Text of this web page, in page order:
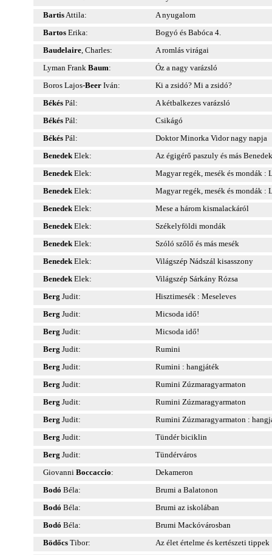
BartisAttila:
A nyugalom
Bartos Erika:
Bogyó és Babóca 4.
Baudelaire, Charles:
A romlás virágai
Lyman Frank Baum:
Óz a nagy varázsló
Boros Lajos-Beer Iván:
Ki a zsidó? Mi a zsidó?
Békés Pál:
A kétbalkezes varázsló
Békés Pál:
Csikágó
Békés Pál:
Doktor Minorka Vidor nagy napja
BenedekElek:
Az égigérő paszuly és más
BenedekElek:
Magyar regék, mesék és mondák :
BenedekElek:
Magyar regék, mesék és mondák :
BenedekElek:
Mese a három kismalackáról
BenedekElek:
Székelyföldi mondák
BenedekElek:
Szóló szőlő és más mesék
BenedekElek:
Világszép Nádszál kisasszony
BenedekElek:
Világszép Sárkány Rózsa
Berg Judit:
Hisztimesék : Meseleves
Berg Judit:
Micsoda idő!
Berg Judit:
Micsoda idő!
Berg Judit:
Rumini
Berg Judit:
Rumini : hangjáték
Berg Judit:
Rumini Zúzmaragyarmaton
Berg Judit:
Rumini Zúzmaragyarmaton
Berg Judit:
Rumini Zúzmaragyarmaton :
Berg Judit:
Tündér biciklin
Berg Judit:
Tündérváros
Giovanni Boccaccio:
Dekameron
Bodó Béla:
Brumi a Balatonon
Bodó Béla:
Brumi az iskolában
Bodó Béla:
Brumi Mackóvárosban
Bödőcs Tibor:
Az élet értelme és kertészeti tippek